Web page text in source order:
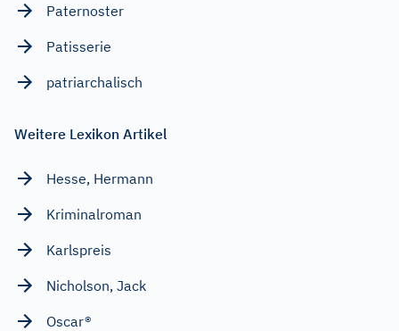
Paternoster
Patisserie
patriarchalisch
Weitere Lexikon Artikel
Hesse, Hermann
Kriminalroman
Karlspreis
Nicholson, Jack
Oscar®